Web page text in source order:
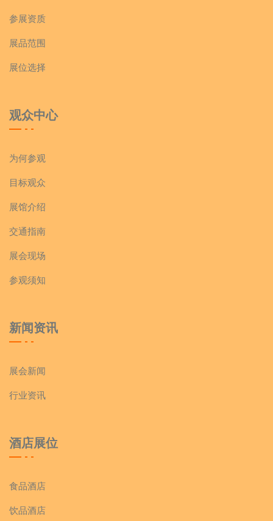
参展资质
展品范围
展位选择
观众中心
为何参观
目标观众
展馆介绍
交通指南
展会现场
参观须知
新闻资讯
展会新闻
行业资讯
酒店展位
食品酒店
饮品酒店